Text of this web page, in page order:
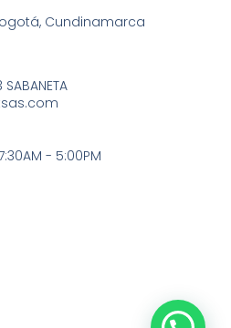
Cundinamarca
SABANETA
- 5:00PM